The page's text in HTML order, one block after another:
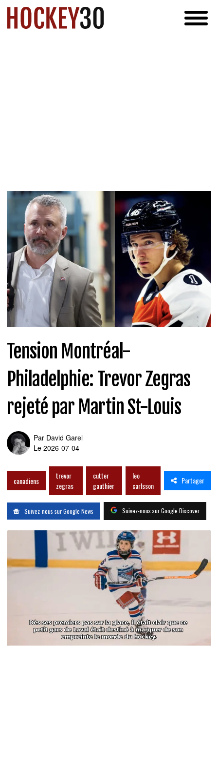
Tension Montréal-
Philadelphie: Trevor Zegras
rejeté par Martin St-Louis
Par David Garel
Le 2026-07-04
canadiens
trevor
zegras
cutter
gauthier
leo
carlsson
Partager
Suivez-nous sur Google News Suivez-nous sur Google Discover